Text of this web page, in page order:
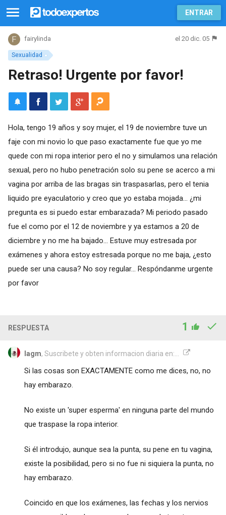
ENTRAR
Sexualidad
fairylinda el 20 dic. 05
Retraso! Urgente por favor!
Hola, tengo 19 años y soy mujer, el 19 de noviembre tuve un
faje con mi novio lo que paso exactamente fue que yo me
quede con mi ropa interior pero el no y simulamos una relación
sexual, pero no hubo penetración solo su pene se acerco a mi
vagina por arriba de las bragas sin traspasarlas, pero el tenia
liquido pre eyaculatorio y creo que yo estaba mojada... ¿mi
pregunta es si puedo estar embarazada? Mi periodo pasado
fue el como por el 12 de noviembre y ya estamos a 20 de
diciembre y no me ha bajado... Estuve muy estresada por
exámenes y ahora estoy estresada porque no me baja, ¿esto
puede ser una causa? No soy regular... Respóndanme urgente
por favor
RESPUESTA 1
lagm, Suscribete y obten informacion diaria en:...
Si las cosas son EXACTAMENTE como me dices, no, no
hay embarazo.
No existe un 'super esperma' en ninguna parte del mundo
que traspase la ropa interior.
Si él introdujo, aunque sea la punta, su pene en tu vagina,
existe la posibilidad, pero si no fue ni siquiera la punta, no
hay embarazo.
Coincido en que los exámenes, las fechas y los nervios